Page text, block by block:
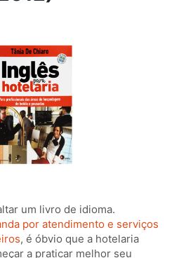
um livro de idioma.
por atendimento e serviços
, é óbvio que a hotelaria
a praticar melhor seu